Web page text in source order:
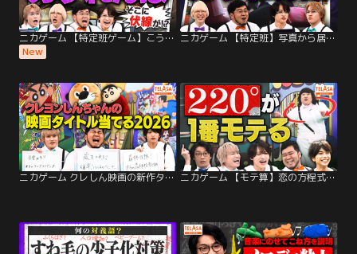
ニカゲーム 【特定班ゲーム】こうやって居場所は特定される
New
ニカゲーム 【特定班】写真から居場所を特定しろ！
ニカゲーム クレしん映画の新作タイトル当てられる？ ニカゲーム 【モテ算】恋の方程式を証明せよ※モテ過ぎ注意